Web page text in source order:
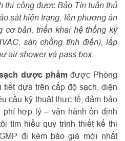
thi công được Bảo Tín tuân thủ
sát hiện trạng, lên phương án
cơ bản, triển khai hệ thống kỹ
sàn chống tĩnh điện), lắp
air shower và pass box.
dược phẩmđược Phòng
tiết dựa trên cấp độ sạch, diện
cầu kỹ thuật thực tế, đảm bảo
hợp lý – vận hành ổn định
tìm hiểu quy trình thiết kế thi
đi kèm báo giá mới nhất